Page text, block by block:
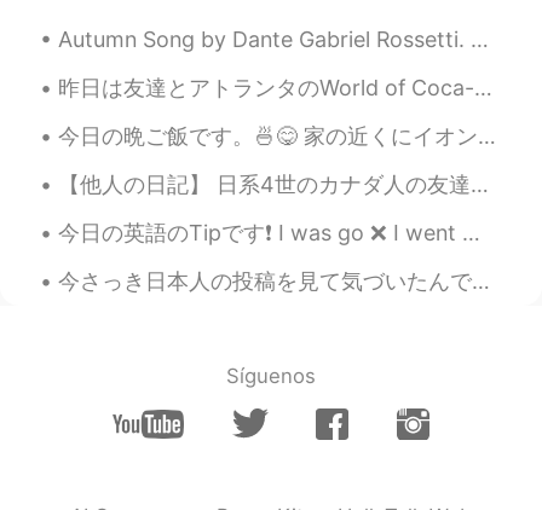
Autumn Song by Dante Gabriel Rossetti. Know'st thou not at the fall of the leaf How the heart f...
昨日は友達とアトランタのWorld of Coca-cola に行きました。アトランタでCoca-colaは生まれました。💡 ホッキョクグマさん見てハグして楽しみにしましたが現在状態のせいでハ...
今日の晩ご飯です。🍜😋 家の近くにイオンモールがあって、何回もそこのフードコートに行ったことがりますが、そこの台湾まぜそばを食べたことがなかったです。😅 今日仕事のあと、英語で話すMeetu...
【他人の日記】 日系4世のカナダ人の友達が、曽お爺さんの日記を実家で見つけた。日本からカナダへの移民、強制収容所の経験、貴重な話が綴られているであろう日記。 しかし、気になる中身が日本語で読...
今日の英語のTipです❗️ I was go ❌ I went ⭕️ I was goING ⭕️ I was check ❌ I checked ⭕️ I was checking ⭕️ ...
今さっき日本人の投稿を見て気づいたんですが、 癒すという英訳しにくい日本語の単語とは、 relieves (my) stress takes away (my) stress という風にも意...
Síguenos